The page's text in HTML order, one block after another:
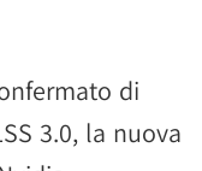
di
3.0, la nuova